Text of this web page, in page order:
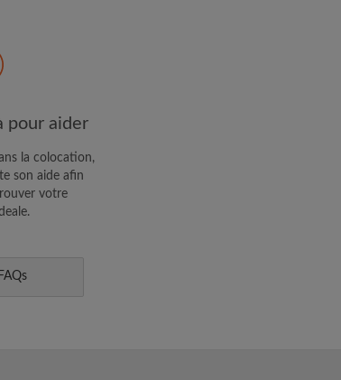
pour aider
la colocation,
son aide afin
votre